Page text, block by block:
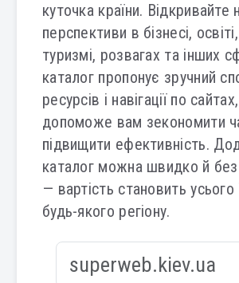
куточка країни. Відкривайте
перспективи в бізнесі,
туризмі, розвагах та інших
каталог пропонує зручний
ресурсів і навігації по
допоможе вам зекономити
підвищити ефективність.
каталог можна швидко й без
— вартість становить
будь-якого регіону.